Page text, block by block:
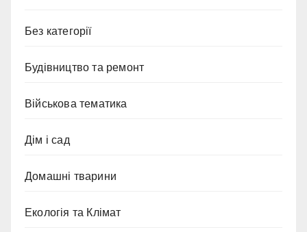
Без категорії
Будівництво та ремонт
Військова тематика
Дім і сад
Домашні тварини
Екологія та Клімат